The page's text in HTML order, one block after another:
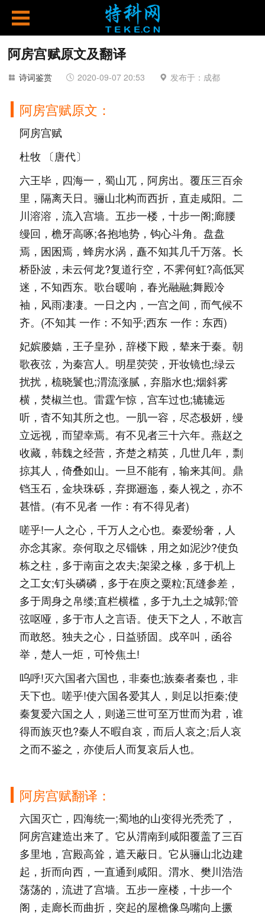
阿房宫赋原文及翻译
诗词鉴赏 2020-09-07 20:53 发布于：成都
阿房宫赋原文：
阿房宫赋
杜牧 〔唐代〕
六王毕，四海一，蜀山兀，阿房出。覆压三百余
里，隔离天日。骊山北构而西折，直走咸阳。二
川溶溶，流入宫墙。五步一楼，十步一阁;廊腰
缦回，檐牙高啄;各抱地势，钩心斗角。盘盘
焉，囷囷焉，蜂房水涡，矗不知其几千万落。长
桥卧波，未云何龙?复道行空，不霁何虹?高低冥
迷，不知西东。歌台暖响，春光融融;舞殿冷
袖，风雨凄凄。一日之内，一宫之间，而气候不
齐。(不知其 一作：不知乎;西东 一作：东西)
妃嫔媵嫱，王子皇孙，辞楼下殿，辇来于秦。朝
歌夜弦，为秦宫人。明星荧荧，开妆镜也;绿云
扰扰，梳晓鬟也;渭流涨腻，弃脂水也;烟斜雾
横，焚椒兰也。雷霆乍惊，宫车过也;辘辘远
听，杳不知其所之也。一肌一容，尽态极妍，缦
立远视，而望幸焉。有不见者三十六年。燕赵之
收藏，韩魏之经营，齐楚之精英，几世几年，剽
掠其人，倚叠如山。一旦不能有，输来其间。鼎
铛玉石，金块珠砾，弃掷逦迤，秦人视之，亦不
甚惜。(有不见者 一作：有不得见者)
嗟乎!一人之心，千万人之心也。秦爱纷奢，人
亦念其家。奈何取之尽锱铢，用之如泥沙?使负
栋之柱，多于南亩之农夫;架梁之椽，多于机上
之工女;钉头磷磷，多于在庾之粟粒;瓦缝参差，
多于周身之帛缕;直栏横槛，多于九土之城郭;管
弦呕哑，多于市人之言语。使天下之人，不敢言
而敢怒。独夫之心，日益骄固。戍卒叫，函谷
举，楚人一炬，可怜焦土!
呜呼!灭六国者六国也，非秦也;族秦者秦也，非
天下也。嗟乎!使六国各爱其人，则足以拒秦;使
秦复爱六国之人，则递三世可至万世而为君，谁
得而族灭也?秦人不暇自哀，而后人哀之;后人哀
之而不鉴之，亦使后人而复哀后人也。
阿房宫赋翻译：
六国灭亡，四海统一;蜀地的山变得光秃秃了，
阿房宫建造出来了。它从渭南到咸阳覆盖了三百
多里地，宫殿高耸，遮天蔽日。它从骊山北边建
起，折而向西，一直通到咸阳。渭水、樊川浩浩
荡荡的，流进了宫墙。五步一座楼，十步一个
阁，走廊长而曲折，突起的屋檐像鸟嘴向上撅